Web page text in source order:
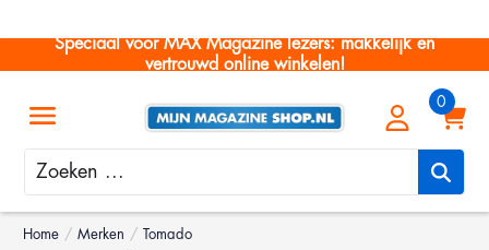
Speciaal voor MAX Magazine lezers: makkelijk en
vertrouwd online winkelen!
Zoeken
Home / Merken / Tomado